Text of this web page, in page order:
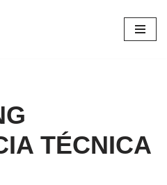
TÉCNICA